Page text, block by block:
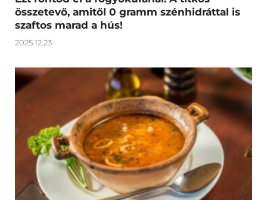
összetevő, amitől 0 gramm szénhidráttal is
szaftos marad a hús!
2025.12.23